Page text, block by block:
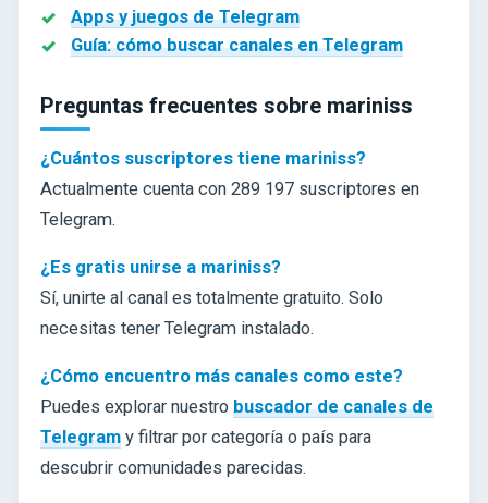
Apps y juegos de Telegram
Guía: cómo buscar canales en Telegram
Preguntas frecuentes sobre mariniss
¿Cuántos suscriptores tiene mariniss?
Actualmente cuenta con 289 197 suscriptores en
Telegram.
¿Es gratis unirse a mariniss?
Sí, unirte al canal es totalmente gratuito. Solo
necesitas tener Telegram instalado.
¿Cómo encuentro más canales como este?
Puedes explorar nuestro buscador de canales de
Telegram y filtrar por categoría o país para
descubrir comunidades parecidas.